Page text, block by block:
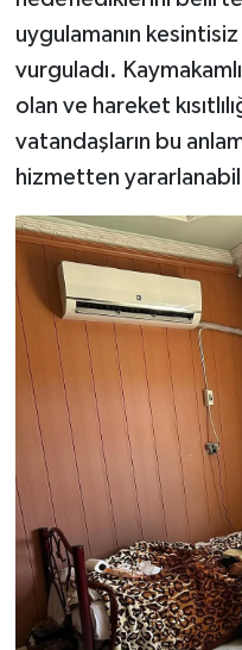
uygulamanın
vurguladı.
olan ve hareket
vatandaşların bu
hizmetten